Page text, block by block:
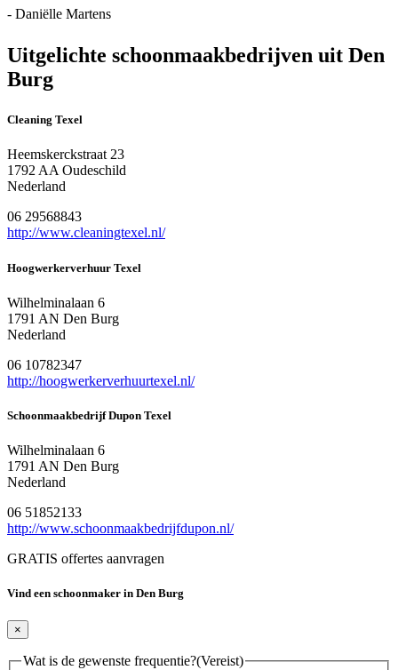
- Daniëlle Martens
Uitgelichte schoonmaakbedrijven uit Den
Burg
Cleaning Texel
Heemskerckstraat 23
1792 AA Oudeschild
Nederland
06 29568843
http://www.cleaningtexel.nl/
Hoogwerkerverhuur Texel
Wilhelminalaan 6
1791 AN Den Burg
Nederland
06 10782347
http://hoogwerkerverhuurtexel.nl/
Schoonmaakbedrijf Dupon Texel
Wilhelminalaan 6
1791 AN Den Burg
Nederland
06 51852133
http://www.schoonmaakbedrijfdupon.nl/
GRATIS offertes aanvragen
Vind een schoonmaker in Den Burg
×
Wat is de gewenste frequentie?(Vereist)